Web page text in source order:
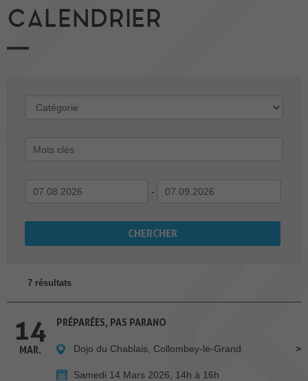
CALENDRIER
-
7 résultats
14
MAR.
PRÉPARÉES, PAS PARANO
Dojo du Chablais, Collombey-le-Grand
Samedi 14 Mars 2026, 14h à 16h